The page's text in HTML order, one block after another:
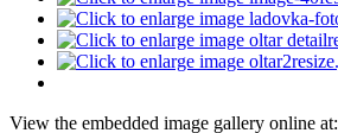
View the embedded image gallery online at: